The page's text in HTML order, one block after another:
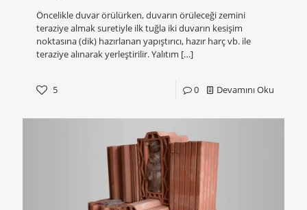
Öncelikle duvar örülürken, duvarın örüleceği zemini
teraziye almak suretiyle ilk tuğla iki duvarın kesişim
noktasına (dik) hazırlanan yapıştırıcı, hazır harç vb. ile
teraziye alınarak yerleştirilir. Yalıtım […]
5 0 Devamını Oku